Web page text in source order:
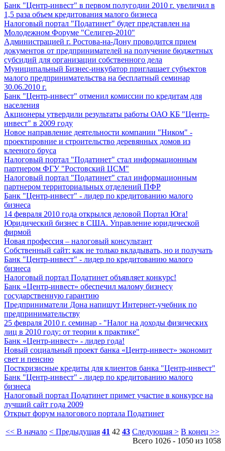
Банк "Центр-инвест" в первом полугодии 2010 г. увеличил в
1,5 раза объем кредитования малого бизнеса
Налоговый портал "Податинет" будет представлен на
Молодежном Форуме "Селигер-2010"
Администрацией г. Ростова-на-Дону проводится прием
документов от предпринимателей на получение бюджетных
субсидий для организации собственного дела
Муниципальный Бизнес-инкубатор приглашает субъектов
малого предпринимательства на бесплатный семинар
30.06.2010 г.
Банк "Центр-инвест" отменил комиссии по кредитам для
населения
Акционеры утвердили результаты работы ОАО КБ "Центр-
инвест" в 2009 году
Новое направление деятельности компании "Ником" -
проектировние и строительство деревянных домов из
клееного бруса
Налоговый портал "Податинет" стал информационным
партнером ФГУ "Ростовский ЦСМ"
Налоговый портал "Податинет" стал информационным
партнером территориальных отделений ПФР
Банк "Центр-инвест" - лидер по кредитованию малого
бизнеса
14 февраля 2010 года открылся деловой Портал Юга!
Юридический бизнес в США. Управление юридической
фирмой
Новая профессия – налоговый консультант
Собственный сайт: как не только вкладывать, но и получать
Банк "Центр-инвест" - лидер по кредитованию малого
бизнеса
Налоговый портал Податинет объявляет конкурс!
Банк «Центр-инвест» обеспечил малому бизнесу
государственную гарантию
Предприниматели Дона напишут Интернет-учебник по
предпринимательству
25 февраля 2010 г. семинар - "Налог на доходы физических
лиц в 2010 году: от теории к практике"
Банк «Центр-инвест» - лидер года!
Новый социальный проект банка «Центр-инвест» экономит
свет и пенсию
Посткризисные кредиты для клиентов банка "Центр-инвест"
Банк "Центр-инвест" - лидер по кредитованию малого
бизнеса
Налоговый портал Податинет примет участие в конкурсе на
лучший сайт года 2009
Открыт форум налогового портала Податинет
<< В начало < Предыдущая 41 42 43 Следующая > В конец >>
Всего 1026 - 1050 из 1058